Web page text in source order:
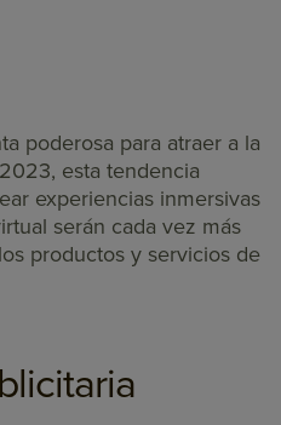
poderosa para atraer a la
esta tendencia
experiencias inmersivas
serán cada vez más
productos y servicios de